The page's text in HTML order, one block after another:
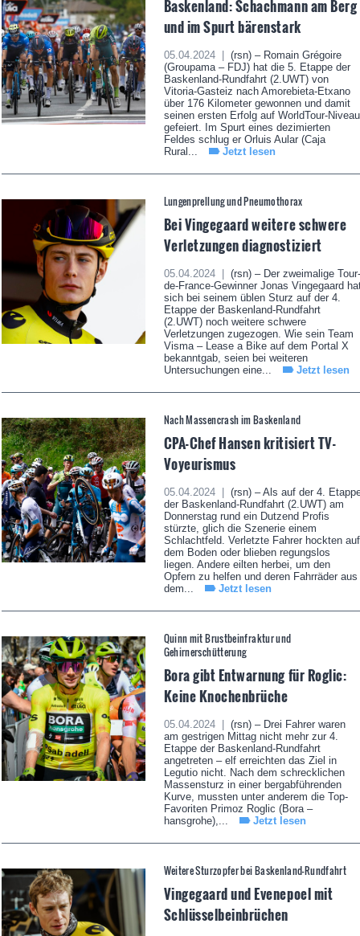
Baskenland: Schachmann am Berg
und im Spurt bärenstark
05.04.2024 |
(rsn) – Romain Grégoire
(Groupama – FDJ) hat die 5. Etappe der
Baskenland-Rundfahrt (2.UWT) von
Vitoria-Gasteiz nach Amorebieta-Etxano
über 176 Kilometer gewonnen und damit
seinen ersten Erfolg auf WorldTour-Niveau
gefeiert. Im Spurt eines dezimierten
Feldes schlug er Orluis Aular (Caja
Rural...
Jetzt lesen
Lungenprellung und Pneumothorax
Bei Vingegaard weitere schwere
Verletzungen diagnostiziert
05.04.2024 |
(rsn) – Der zweimalige Tour-
de-France-Gewinner Jonas Vingegaard
sich bei seinem üblen Sturz auf der 4.
Etappe der Baskenland-Rundfahrt
(2.UWT) noch weitere schwere
Verletzungen zugezogen. Wie sein Team
Visma – Lease a Bike auf dem Portal X
bekanntgab, seien bei weiteren
Untersuchungen eine...
Jetzt lesen
Nach Massencrash im Baskenland
CPA-Chef Hansen kritisiert TV-
Voyeurismus
05.04.2024 |
(rsn) – Als auf der 4.
der Baskenland-Rundfahrt (2.UWT) am
Donnerstag rund ein Dutzend Profis
stürzte, glich die Szenerie einem
Schlachtfeld. Verletzte Fahrer hockten auf
dem Boden oder blieben regungslos
liegen. Andere eilten herbei, um den
Opfern zu helfen und deren Fahrräder aus
dem...
Jetzt lesen
Quinn mit Brustbeinfraktur und
Gehirnerschütterung
Bora gibt Entwarnung für Roglic:
Keine Knochenbrüche
05.04.2024 |
(rsn) – Drei Fahrer waren
am gestrigen Mittag nicht mehr zur 4.
Etappe der Baskenland-Rundfahrt
angetreten – elf erreichten das Ziel in
Legutio nicht. Nach dem schrecklichen
Massensturz in einer bergabführenden
Kurve, mussten unter anderem die Top-
Favoriten Primoz Roglic (Bora –
hansgrohe),...
Jetzt lesen
Weitere Sturzopfer bei Baskenland-Rundfahrt
Vingegaard und Evenepoel mit
Schlüsselbeinbrüchen